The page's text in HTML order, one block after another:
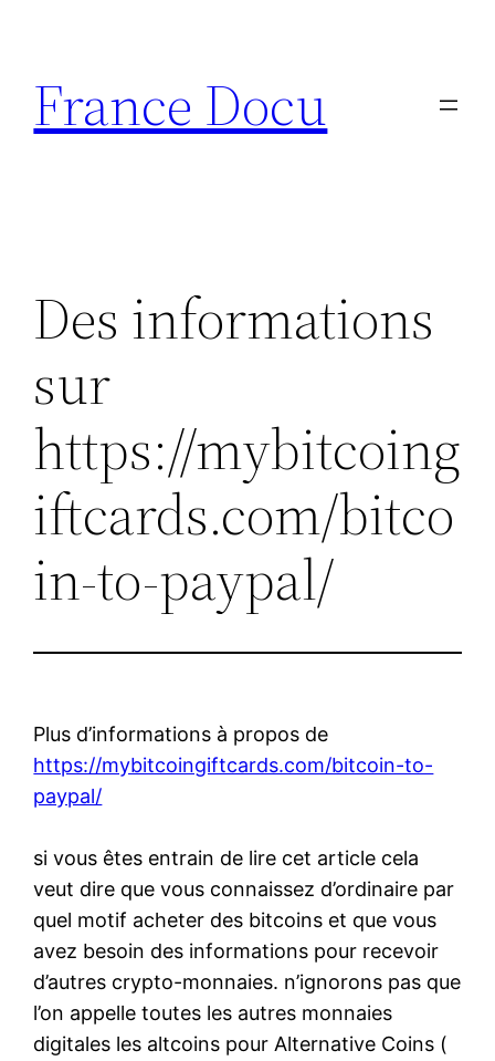
contenu
France Docu
Des informations
sur
https://mybitcoing
iftcards.com/bitco
in-to-paypal/
Plus d’informations à propos de
https://mybitcoingiftcards.com/bitcoin-to-
paypal/
si vous êtes entrain de lire cet article cela
veut dire que vous connaissez d’ordinaire par
quel motif acheter des bitcoins et que vous
avez besoin des informations pour recevoir
d’autres crypto-monnaies. n’ignorons pas que
l’on appelle toutes les autres monnaies
digitales les altcoins pour Alternative Coins (